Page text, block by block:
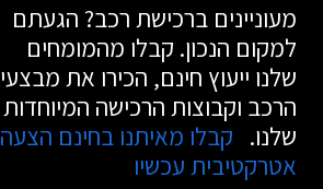
מעוניינים ברכישת רכב? הגעתם
למקום הנכון. קבלו מהמומחים
שלנו ייעוץ חינם, הכירו את מבצעי
הרכב וקבוצות הרכישה המיוחדות
שלנו. קבלו מאיתנו בחינם הצעה
אטרקטיבית עכשיו